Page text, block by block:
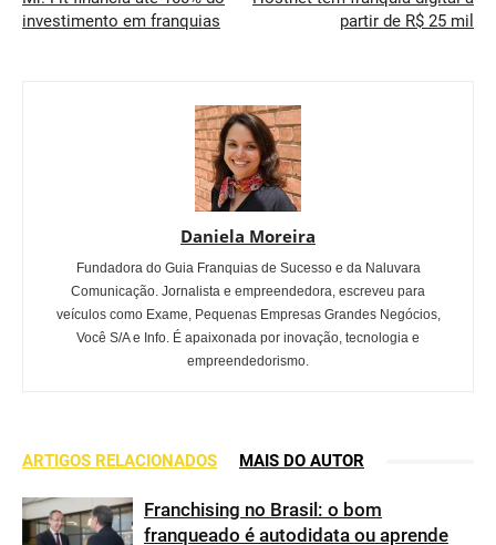
investimento em franquias
partir de R$ 25 mil
Daniela Moreira
Fundadora do Guia Franquias de Sucesso e da Naluvara
Comunicação. Jornalista e empreendedora, escreveu para
veículos como Exame, Pequenas Empresas Grandes Negócios,
Você S/A e Info. É apaixonada por inovação, tecnologia e
empreendedorismo.
ARTIGOS RELACIONADOS MAIS DO AUTOR
Franchising no Brasil: o bom
franqueado é autodidata ou aprende